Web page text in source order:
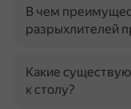
В чем
разрыхлителей
Какие
к столу?